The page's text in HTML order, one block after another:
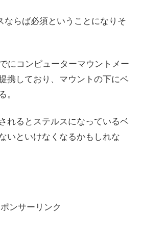
ならば必須ということになりそ
にコンピューターマウントメー
携しており、マウントの下にベ
。
れるとステルスになっているベ
いといけなくなるかもしれな
ンサーリンク